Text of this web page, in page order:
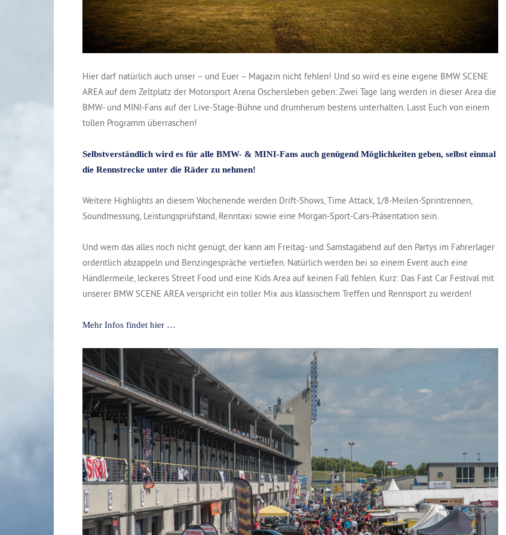
Hier darf natürlich auch unser – und Euer – Magazin nicht fehlen! Und so wird es eine eigene BMW SCENE
AREA auf dem Zeltplatz der Motorsport Arena Oschersleben geben: Zwei Tage lang werden in dieser Area die
BMW- und MINI-Fans auf der Live-Stage-Bühne und drumherum bestens unterhalten. Lasst Euch von einem
tollen Programm überraschen!
Selbstverständlich wird es für alle BMW- & MINI-Fans auch genügend Möglichkeiten geben, selbst einmal
die Rennstrecke unter die Räder zu nehmen!
Weitere Highlights an diesem Wochenende werden Drift-Shows, Time Attack, 1/8-Meilen-Sprintrennen,
Soundmessung, Leistungsprüfstand, Renntaxi sowie eine Morgan-Sport-Cars-Präsentation sein.
Und wem das alles noch nicht genügt, der kann am Freitag- und Samstagabend auf den Partys im Fahrerlager
ordentlich abzappeln und Benzingespräche vertiefen. Natürlich werden bei so einem Event auch eine
Händlermeile, leckeres Street Food und eine Kids Area auf keinen Fall fehlen. Kurz: Das Fast Car Festival mit
unserer BMW SCENE AREA verspricht ein toller Mix aus klassischem Treffen und Rennsport zu werden!
Mehr Infos findet hier …